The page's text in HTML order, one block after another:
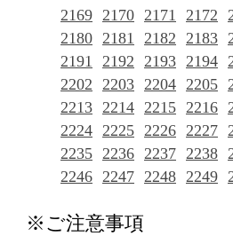
2169 2170 2171 2172
2180 2181 2182 2183
2191 2192 2193 2194
2202 2203 2204 2205
2213 2214 2215 2216
2224 2225 2226 2227
2235 2236 2237 2238
2246 2247 2248 2249
※ご注意事項